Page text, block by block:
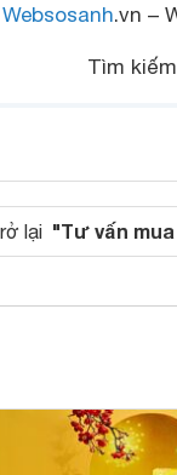
Websosanh.vn –
Tìm
lại "Tư vấn